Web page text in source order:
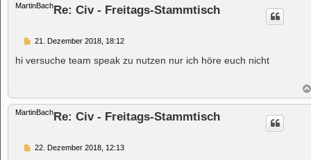
MartinBachRe: Civ - Freitags-Stammtisch
B
i
21. Dezember 2018, 18:12
hi versuche team speak zu nutzen nur ich höre euch nicht
MartinBachRe: Civ - Freitags-Stammtisch
B22. Dezember 2018, 12:13